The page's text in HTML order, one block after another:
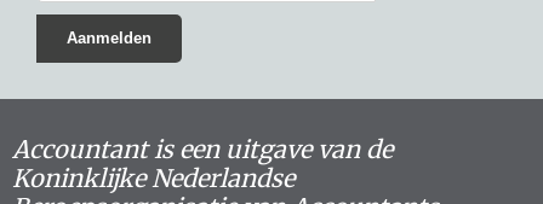
Accountant is een uitgave van de
Koninklijke Nederlandse